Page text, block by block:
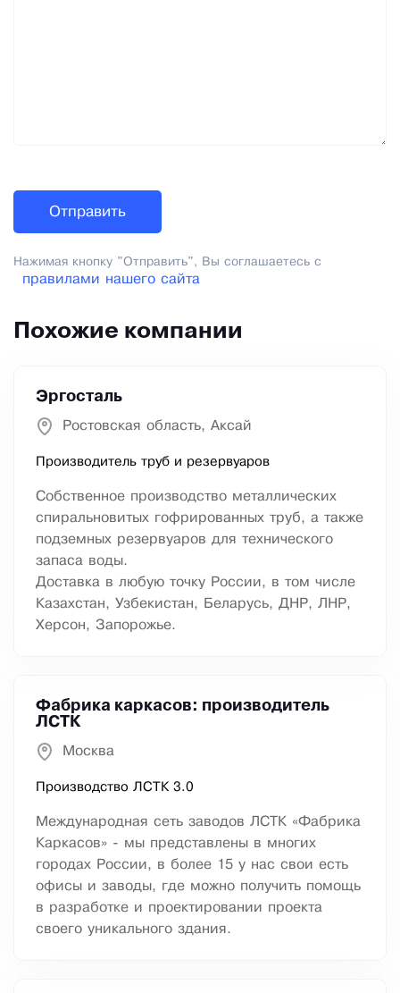
Нажимая кнопку "Отправить", Вы соглашаетесь с
правилами нашего сайта
Похожие компании
Эргосталь
Ростовская область, Аксай
Производитель труб и резервуаров
Собственное производство металлических
спиральновитых гофрированных труб, а также
подземных резервуаров для технического
запаса воды.
Доставка в любую точку России, в том числе
Казахстан, Узбекистан, Беларусь, ДНР, ЛНР,
Херсон, Запорожье.
Фабрика каркасов: производитель
ЛСТК
Москва
Производство ЛСТК 3.0
Международная сеть заводов ЛСТК «Фабрика
Каркасов» - мы представлены в многих
городах России, в более 15 у нас свои есть
офисы и заводы, где можно получить помощь
в разработке и проектировании проекта
своего уникального здания.